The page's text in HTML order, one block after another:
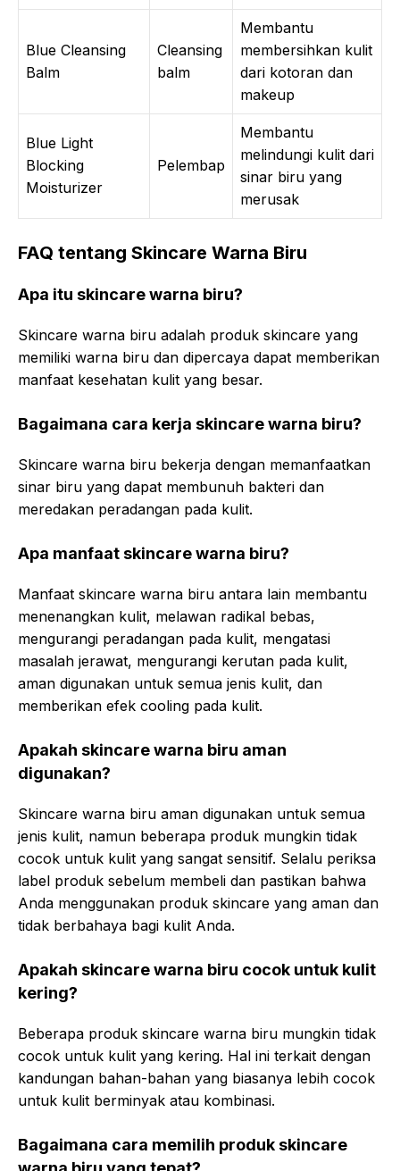
Blue Cleansing
Balm
Cleansing
balm
Membantu
membersihkan kulit
dari kotoran dan
makeup
Blue Light
Blocking
Moisturizer
Pelembap
Membantu
melindungi kulit dari
sinar biru yang
merusak
FAQ tentang Skincare Warna Biru
Apa itu skincare warna biru?
Skincare warna biru adalah produk skincare yang
memiliki warna biru dan dipercaya dapat memberikan
manfaat kesehatan kulit yang besar.
Bagaimana cara kerja skincare warna biru?
Skincare warna biru bekerja dengan memanfaatkan
sinar biru yang dapat membunuh bakteri dan
meredakan peradangan pada kulit.
Apa manfaat skincare warna biru?
Manfaat skincare warna biru antara lain membantu
menenangkan kulit, melawan radikal bebas,
mengurangi peradangan pada kulit, mengatasi
masalah jerawat, mengurangi kerutan pada kulit,
aman digunakan untuk semua jenis kulit, dan
memberikan efek cooling pada kulit.
Apakah skincare warna biru aman
digunakan?
Skincare warna biru aman digunakan untuk semua
jenis kulit, namun beberapa produk mungkin tidak
cocok untuk kulit yang sangat sensitif. Selalu periksa
label produk sebelum membeli dan pastikan bahwa
Anda menggunakan produk skincare yang aman dan
tidak berbahaya bagi kulit Anda.
Apakah skincare warna biru cocok untuk kulit
kering?
Beberapa produk skincare warna biru mungkin tidak
cocok untuk kulit yang kering. Hal ini terkait dengan
kandungan bahan-bahan yang biasanya lebih cocok
untuk kulit berminyak atau kombinasi.
Bagaimana cara memilih produk skincare